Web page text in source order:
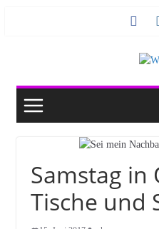
Samstag in
Tische und